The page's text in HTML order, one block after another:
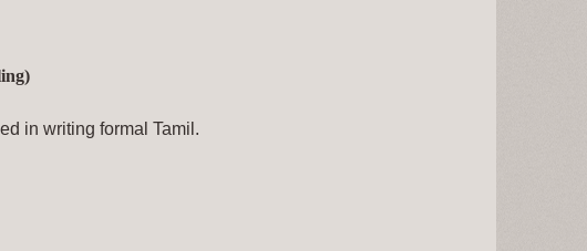
in writing formal Tamil.